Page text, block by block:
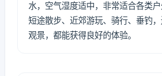
水，空气湿度适中，非常适合各类
短途散步、近郊游玩、骑行、垂钓
观景，都能获得良好的体验。